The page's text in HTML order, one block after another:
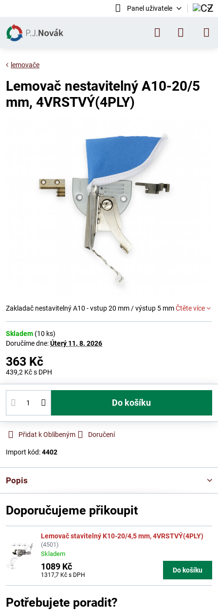
Panel uživatele
lemovače
Lemovač nestavitelný A10-20/5
mm, 4VRSTVÝ(4PLY)
Zakladač nestavitelný A10 - vstup 20 mm / výstup 5 mmČtěte více
Skladem (10 ks)
Doručíme dne:Úterý 11. 8. 2026
363 Kč
439,2 Kčs DPH
Do košíku
Přidat k Oblíbeným Doručení
Import kód:4402
Popis
Doporučujeme přikoupit
Lemovač stavitelný K10-20/4,5 mm, 4VRSTVÝ(4PLY)
(4501)
Skladem
1089 Kč
1317,7 Kč s DPH
Do košíku
Potřebujete poradit?